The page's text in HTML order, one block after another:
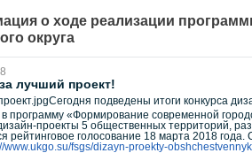
о ходе реализации
округа
лучший проект!
Сегодня подведены итоги конкурса
программу «Формирование современной
проекты 5 общественных территорий,
рейтинговое голосование 18 марта 2018
www.ukgo.su/fsgs/dizayn-proekty-